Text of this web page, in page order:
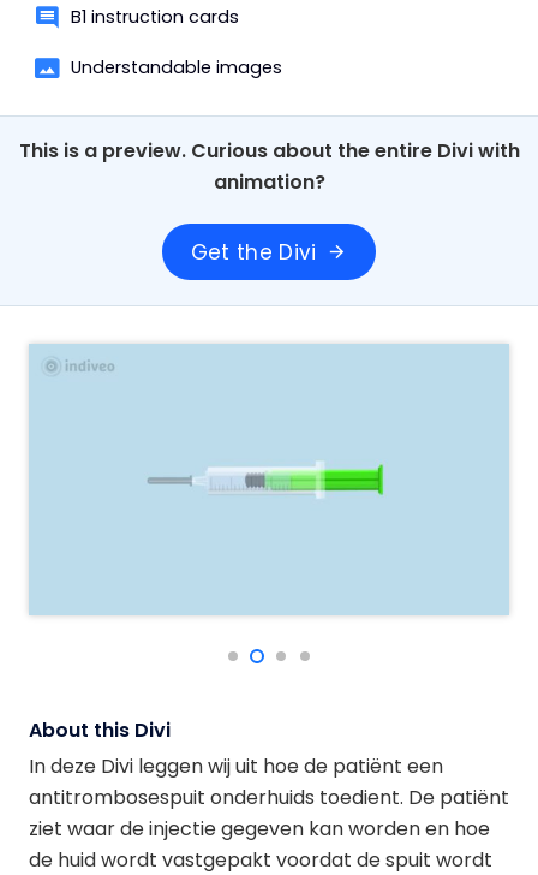
B1 instruction cards
Understandable images
This is a preview. Curious about the entire Divi with
animation?
Get the Divi arrow_forward
About this Divi
In deze Divi leggen wij uit hoe de patiënt een
antitrombosespuit onderhuids toedient. De patiënt
ziet waar de injectie gegeven kan worden en hoe
de huid wordt vastgepakt voordat de spuit wordt